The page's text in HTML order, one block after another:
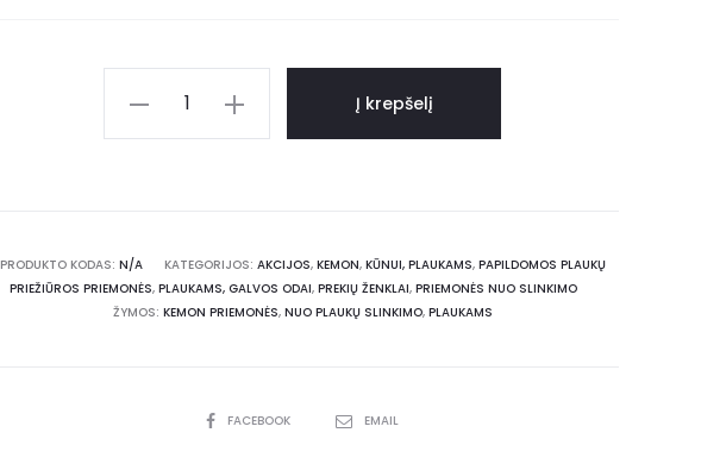
Į krepšelį
PRODUKTO KODAS: N/A KATEGORIJOS: AKCIJOS, KEMON, KŪNUI, PLAUKAMS, PAPILDOMOS PLAUKŲ
PRIEŽIŪROS PRIEMONĖS, PLAUKAMS, GALVOS ODAI, PREKIŲ ŽENKLAI, PRIEMONĖS NUO SLINKIMO
ŽYMOS: KEMON PRIEMONĖS, NUO PLAUKŲ SLINKIMO, PLAUKAMS
FACEBOOK EMAIL